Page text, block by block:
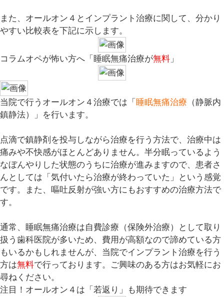
また、オールオン４とインプラント治療に関して、分かり
やすい比較表を下記に示します。
コラムオペが怖い方へ「睡眠無痛治療が無料 」
当院で行うオールオン４治療では「 睡眠無痛治療 （静脈内
鎮静法）」を行います。
点滴で鎮静剤を投与しながら治療を行う方法で、治療中は
痛みや不快感がほとんどありません。半分眠っているよう
なぼんやりした状態のうちに治療が進みますので、患者さ
んとしては「 気付いたら治療が終わっていた 」という感覚
です。また、嘔吐反射が強い方にもおすすめの治療方法で
す。
通常、睡眠無痛治療は自費診療（保険外治療）として取り
扱う歯科医院が多いため、費用が高額なので諦めている方
もいるかもしれませんが、当院でインプラント治療を行う
方は無料で行っております。ご興味のある方はお気軽にお
尋ねください。
注目！ オールオン４は「若返り」も期待できます